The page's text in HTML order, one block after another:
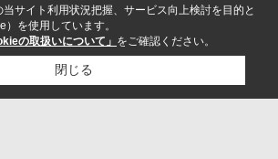
サイト利用状況把握、サービス向上検討を目的と
を使用しています。
の取扱いについて」 をご確認ください。
閉じる